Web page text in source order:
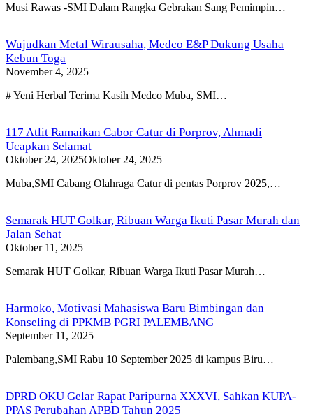
Musi Rawas -SMI Dalam Rangka Gebrakan Sang Pemimpin…
Wujudkan Metal Wirausaha, Medco E&P Dukung Usaha
Kebun Toga
November 4, 2025
# Yeni Herbal Terima Kasih Medco Muba, SMI…
117 Atlit Ramaikan Cabor Catur di Porprov, Ahmadi
Ucapkan Selamat
Oktober 24, 2025Oktober 24, 2025
Muba,SMI Cabang Olahraga Catur di pentas Porprov 2025,…
Semarak HUT Golkar, Ribuan Warga Ikuti Pasar Murah dan
Jalan Sehat
Oktober 11, 2025
Semarak HUT Golkar, Ribuan Warga Ikuti Pasar Murah…
Harmoko, Motivasi Mahasiswa Baru Bimbingan dan
Konseling di PPKMB PGRI PALEMBANG
September 11, 2025
Palembang,SMI Rabu 10 September 2025 di kampus Biru…
DPRD OKU Gelar Rapat Paripurna XXXVI, Sahkan KUPA-
PPAS Perubahan APBD Tahun 2025